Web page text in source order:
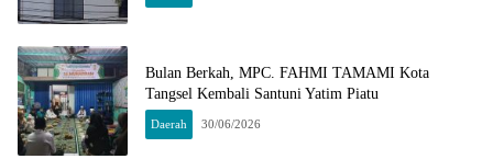
Bulan Berkah, MPC. FAHMI TAMAMI Kota
Tangsel Kembali Santuni Yatim Piatu
Daerah 30/06/2026